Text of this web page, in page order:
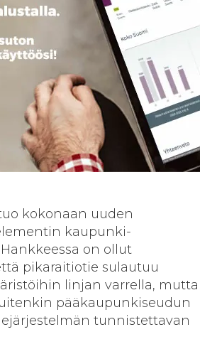
kokonaan uuden
kaupunki­
on ollut
pika­raitiotie sulautuu
linjan varrella, mutta
pääkaupunki­seudun
tunnistettavan